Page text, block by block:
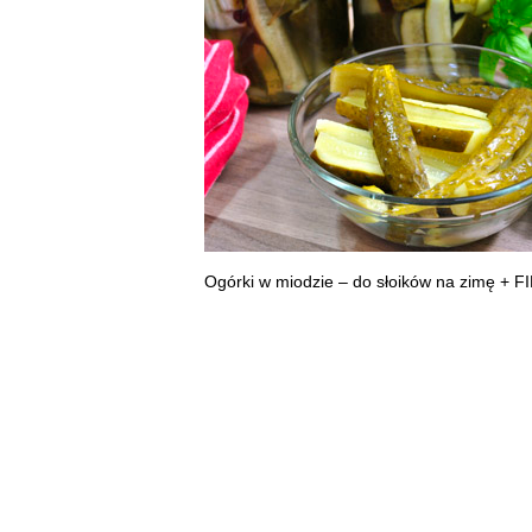
Ogórki w miodzie – do słoików na zimę +